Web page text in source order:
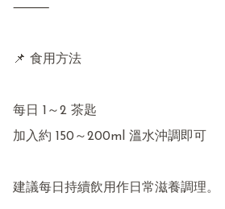
⸻
📌 食用方法
每日 1～2 茶匙
加入約 150～200ml 溫水沖調即可
建議每日持續飲用作日常滋養調理。